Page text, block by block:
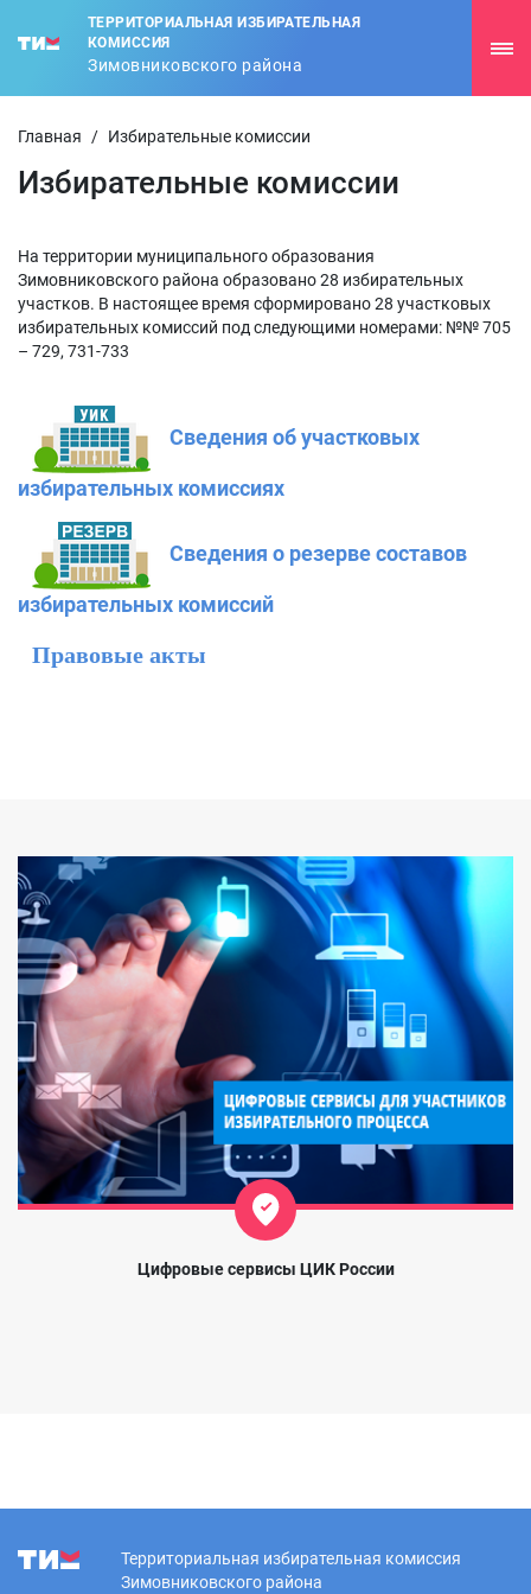
ТЕРРИТОРИАЛЬНАЯ ИЗБИРАТЕЛЬНАЯ
КОМИССИЯ
Зимовниковского района
Главная / Избирательные комиссии
Избирательные комиссии
На территории муниципального образования
Зимовниковского района образовано 28 избирательных
участков. В настоящее время сформировано 28 участковых
избирательных комиссий под следующими номерами: №№ 705
– 729, 731-733
Сведения об участковых
избирательных комиссиях
Сведения о резерве составов
избирательных комиссий
Правовые акты
Цифровые сервисы ЦИК России
Территориальная избирательная комиссия
Зимовниковского района